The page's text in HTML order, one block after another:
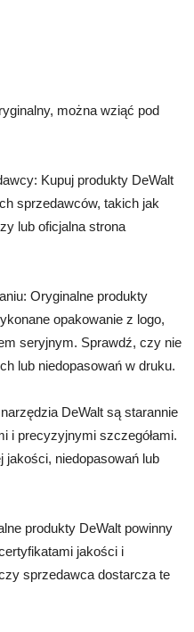
można wziąć pod
Kupuj produkty DeWalt
sprzedawców, takich jak
lub oficjalna strona
Oryginalne produkty
opakowanie z logo,
seryjnym. Sprawdź, czy nie
lub niedopasowań w druku.
DeWalt są starannie
i precyzyjnymi szczegółami.
jakości, niedopasowań lub
produkty DeWalt powinny
jakości i
sprzedawca dostarcza te